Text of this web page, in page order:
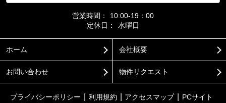
営業時間：
10:00-19：00
定休日：
水曜日
ホーム 会社概要
お問い合わせ 物件リクエスト
プライバシーポリシー 利用規約 アクセスマップ
PCサイト